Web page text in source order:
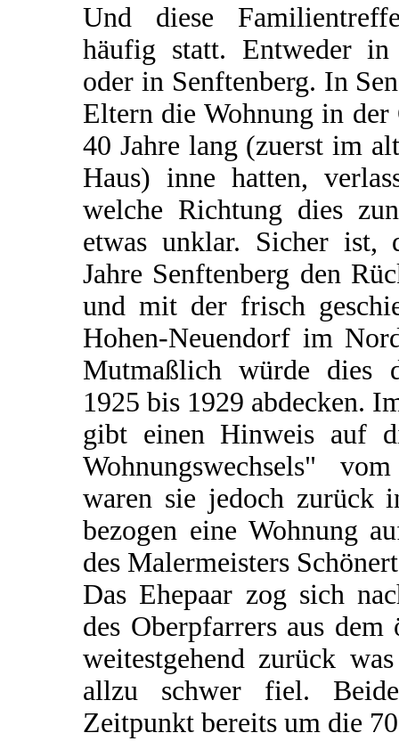
Und diese
häufig statt. Entweder in
oder in Senftenberg. In
Eltern die Wohnung in der
40 Jahre lang (zuerst im
Haus) inne hatten,
welche Richtung dies
etwas unklar. Sicher ist,
Jahre Senftenberg den
und mit der frisch
Hohen-Neuendorf im
Mutmaßlich würde dies
1925 bis 1929 abdecken.
gibt einen Hinweis auf
Wohnungswechsels"
waren sie jedoch zurück
bezogen eine Wohnung
des Malermeisters
Das Ehepaar zog sich
des Oberpfarrers aus
weitestgehend zurück
allzu schwer fiel.
Zeitpunkt bereits um die